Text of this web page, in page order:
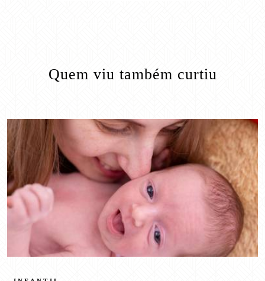
Quem viu também curtiu